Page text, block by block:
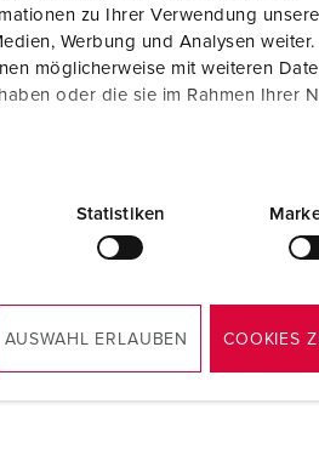
zu Ihrer Verwendung
Werbung und Analysen weiter.
möglicherweise mit weiteren
oder die sie im Rahmen Ihrer
Statistiken
AUSWAHL ERLAUBEN COOKIES
uttag Cepex-design, vit